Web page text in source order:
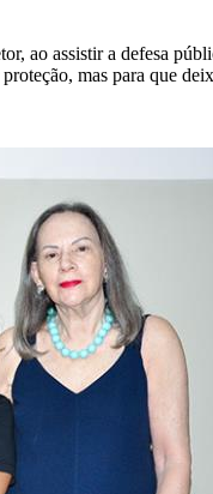
ao assistir a defesa
mas para que